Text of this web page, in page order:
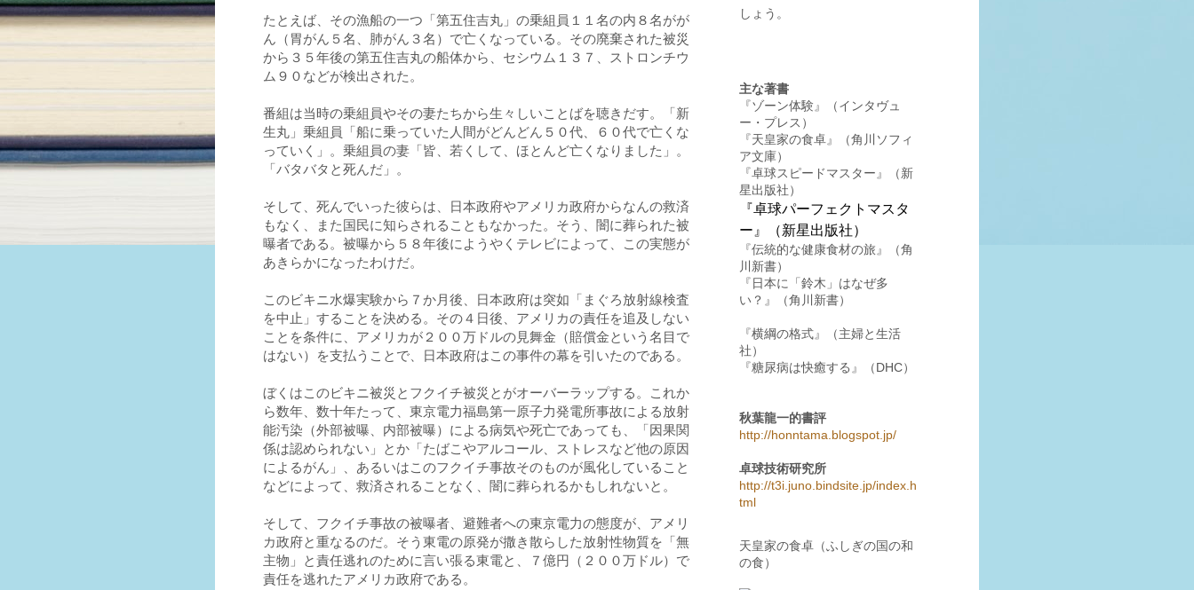
たとえば、その漁船の一つ「第五住吉丸」の乗組員 １１名の内８名がが
ん（胃がん ５名、肺がん ３名）で亡くなっている。その廃棄された被災
から ３５年後の第五住吉丸の船体から、セシウム １３７ 、ストロンチウ
ム９０などが検出された。
番組は当時の乗組員やその妻たちから生々しいことばを聴きだす。「新
生丸」乗組員「船に乗っていた人間がどんどん ５０代、 ６０代で亡くな
っていく」。乗組員の妻「皆、若くして、ほとんど亡くなりました」。
「バタバタと死んだ」。
そして、死んでいった彼らは、日本政府やアメリカ政府からなんの救済
もなく、また国民に知らされることもなかった。そう、闇に葬られた被
曝者である。被曝から ５８年後にようやくテレビによって、この実態が
あきらかになったわけだ。
このビキニ水爆実験から ７か月後、日本政府は突如「まぐろ放射線検査
を中止」することを決める。その４ 日後、アメリカの責任を追及しない
ことを条件に、アメリカが２００万ドルの見舞金（賠償金という名目で
はない）を支払うことで、日本政府はこの事件の幕を引いたのである。
ぼくはこのビキニ被災とフクイチ被災とがオーバーラップする。これか
ら数年、数十年たって、東京電力福島第一原子力発電所事故による放射
能汚染（外部被曝、内部被曝）による病気や死亡であっても、「因果関
係は認められない」とか「たばこやアルコール、ストレスなど他の原因
によるがん」、あるいはこのフクイチ事故そのものが風化していること
などによって、救済されることなく、闇に葬られるかもしれないと。
そして、フクイチ事故の被曝者、避難者への東京電力の態度が、アメリ
カ政府と重なるのだ。そう東電の原発が撒き散らした放射性物質を「無
主物」と責任逃れのために言い張る東電と、７億円（２００万ドル）で
責任を逃れたアメリカ政府である。
しょう。
主な著書
『ゾーン体験』（インタヴュ
ー・プレス）
『天皇家の食卓』（角川ソフィ
ア文庫）
『卓球スピードマスター』（新
星出版社）
『卓球パーフェクトマスタ
ー』（新星出版社）
『伝統的な健康食材の旅』（角
川新書）
『日本に「鈴木」はなぜ多
い？』（角川新書）
『横綱の格式』（主婦と生活
社）
『糖尿病は快癒する』（DHC）
秋葉龍一的書評
http://honntama.blogspot.jp/
卓球技術研究所
http://t3i.juno.bindsite.jp/index.h
tml
天皇家の食卓（ふしぎの国の和
の食）